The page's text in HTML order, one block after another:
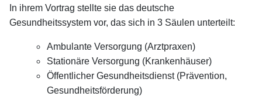
In ihrem Vortrag stellte sie das deutsche
Gesundheitssystem vor, das sich in 3 Säulen unterteilt:
Ambulante Versorgung (Arztpraxen)
Stationäre Versorgung (Krankenhäuser)
Öffentlicher Gesundheitsdienst (Prävention,
Gesundheitsförderung)